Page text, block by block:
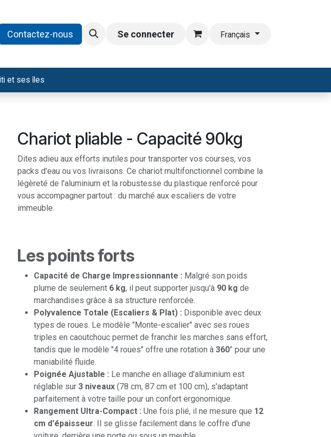
Contactez-nous Se connecter Français
et ses îles
Chariot pliable - Capacité 90kg
Dites adieu aux efforts inutiles pour transporter vos courses, vos
packs d'eau ou vos livraisons. Ce chariot multifonctionnel combine la
légèreté de l'aluminium et la robustesse du plastique renforcé pour
vous accompagner partout : du marché aux escaliers de votre
immeuble.
Les points forts
Capacité de Charge Impressionnante : Malgré son poids
plume de seulement 6 kg, il peut supporter jusqu'à 90 kg de
marchandises grâce à sa structure renforcée.
Polyvalence Totale (Escaliers & Plat) : Disponible avec deux
types de roues. Le modèle "Monte-escalier" avec ses roues
triples en caoutchouc permet de franchir les marches sans effort,
tandis que le modèle "4 roues" offre une rotation à 360° pour une
maniabilité fluide.
Poignée Ajustable : Le manche en alliage d'aluminium est
réglable sur 3 niveaux (78 cm, 87 cm et 100 cm), s'adaptant
parfaitement à votre taille pour un confort ergonomique.
Rangement Ultra-Compact : Une fois plié, il ne mesure que 12
cm d'épaisseur. Il se glisse facilement dans le coffre d'une